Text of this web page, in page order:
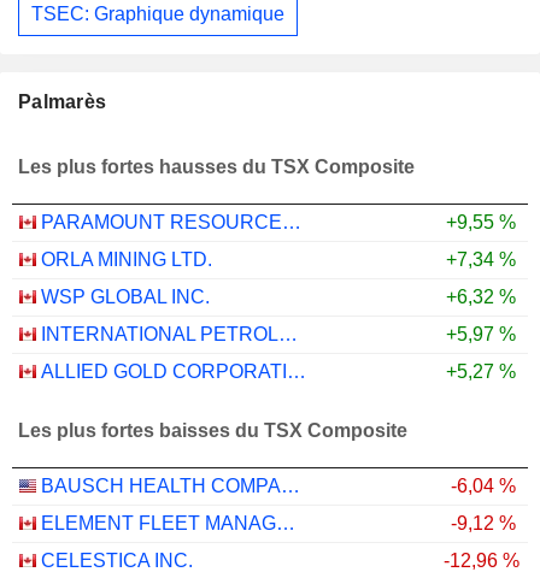
TSEC: Graphique dynamique
Palmarès
Les plus fortes hausses du TSX Composite
PARAMOUNT RESOURCES LTD.
+9,55 %
ORLA MINING LTD.
+7,34 %
WSP GLOBAL INC.
+6,32 %
INTERNATIONAL PETROLEUM CORPORATION
+5,97 %
ALLIED GOLD CORPORATION
+5,27 %
Les plus fortes baisses du TSX Composite
BAUSCH HEALTH COMPANIES INC.
-6,04 %
ELEMENT FLEET MANAGEMENT CORP.
-9,12 %
CELESTICA INC.
-12,96 %